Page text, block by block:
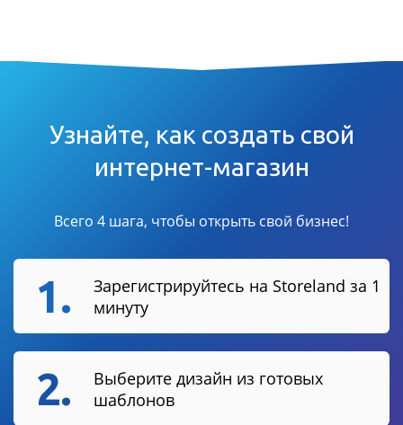
Узнайте, как создать свой
интернет-магазин
Всего 4 шага, чтобы открыть свой бизнес!
1.
Зарегистрируйтесь на Storeland за 1
минуту
2.
Выберите дизайн из готовых
шаблонов